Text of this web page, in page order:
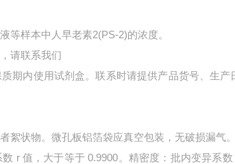
等样本中 人早老素2(PS-2)的浓度。
请联系我们
期内使用试剂盒。联系时请提供产品货号、生
絮状物。微孔板铝箔袋应真空包装，无破损漏气。
r 值，大于等于 0.9900。精密度：批内变异系